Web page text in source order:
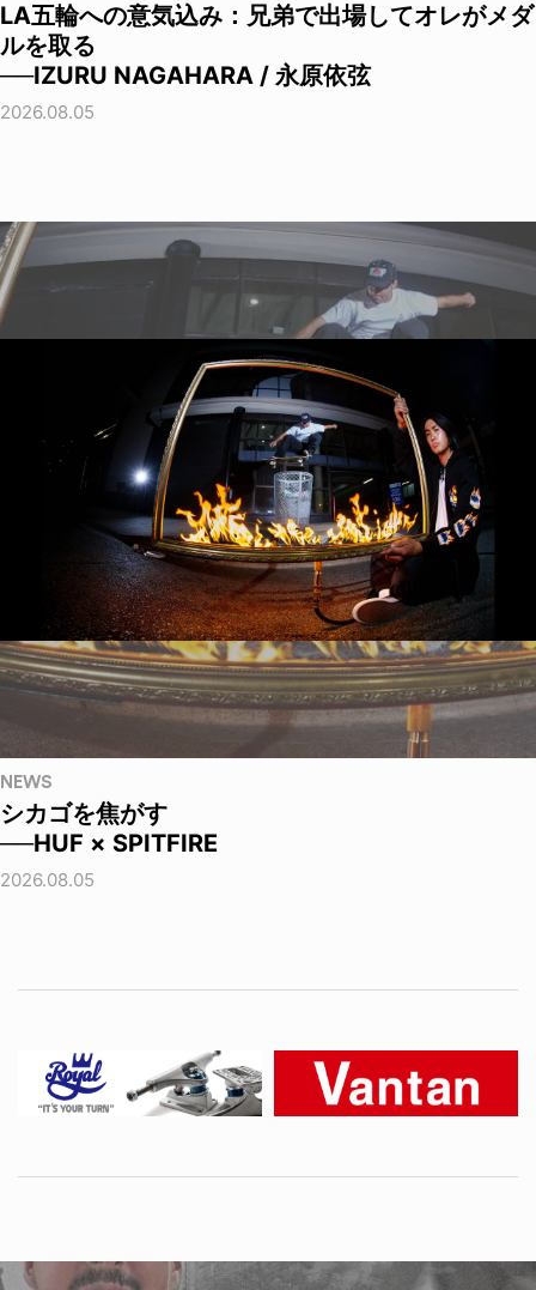
LA五輪への意気込み：兄弟で出場してオレがメダ
ルを取る
──IZURU NAGAHARA / 永原依弦
2026.08.05
NEWS
シカゴを焦がす
──HUF × SPITFIRE
2026.08.05